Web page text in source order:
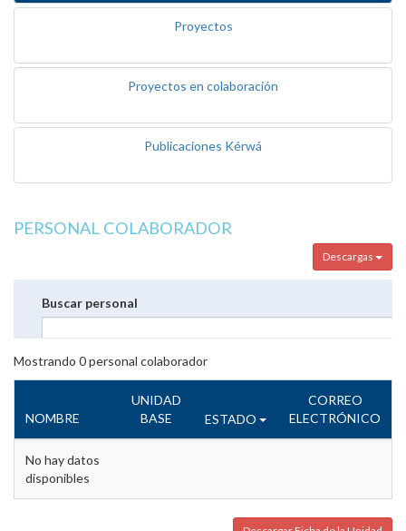
Proyectos
Proyectos en colaboración
Publicaciones Kérwá
PERSONAL COLABORADOR
Descargas
Buscar personal
Mostrando 0personal colaborador
NOMBRE
UNIDAD
BASE
ESTADO
CORREO
ELECTRÓNICO
No hay datos
disponibles